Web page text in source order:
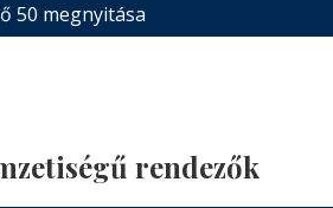
50 megnyitása
rendezők